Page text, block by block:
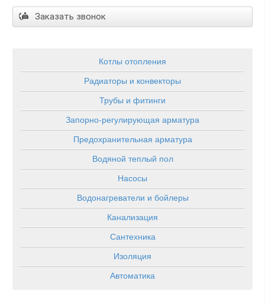
Заказать звонок
Котлы отопления
Радиаторы и конвекторы
Трубы и фитинги
Запорно-регулирующая арматура
Предохранительная арматура
Водяной теплый пол
Насосы
Водонагреватели и бойлеры
Канализация
Сантехника
Изоляция
Автоматика